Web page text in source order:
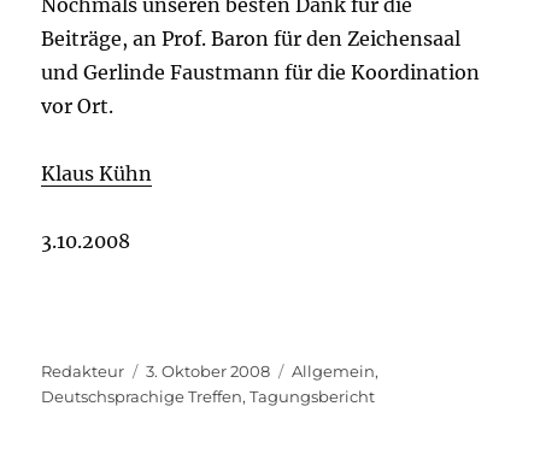
Nochmals unseren besten Dank für die
Beiträge, an Prof. Baron für den Zeichensaal
und Gerlinde Faustmann für die Koordination
vor Ort.
Klaus Kühn
3.10.2008
Autor
Redakteur
Veröffentlicht
am
3. Oktober 2008 Kategorien
Allgemein,
Deutschsprachige Treffen,Tagungsbericht